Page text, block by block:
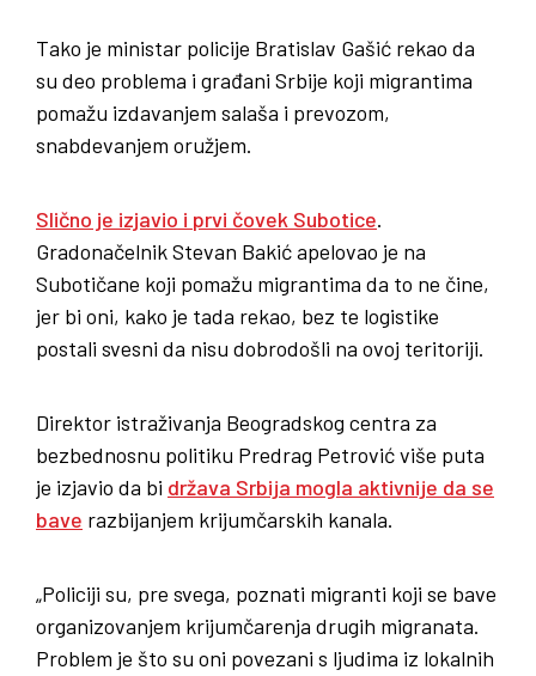
Tako je ministar policije Bratislav Gašić rekao da
su deo problema i građani Srbije koji migrantima
pomažu izdavanjem salaša i prevozom,
snabdevanjem oružjem.
Slično je izjavio i prvi čovek Subotice.
Gradonačelnik Stevan Bakić apelovao je na
Subotičane koji pomažu migrantima da to ne čine,
jer bi oni, kako je tada rekao, bez te logistike
postali svesni da nisu dobrodošli na ovoj teritoriji.
Direktor istraživanja Beogradskog centra za
bezbednosnu politiku Predrag Petrović više puta
je izjavio da bi država Srbija mogla aktivnije da se
bave razbijanjem krijumčarskih kanala.
„Policiji su, pre svega, poznati migranti koji se bave
organizovanjem krijumčarenja drugih migranata.
Problem je što su oni povezani s ljudima iz lokalnih